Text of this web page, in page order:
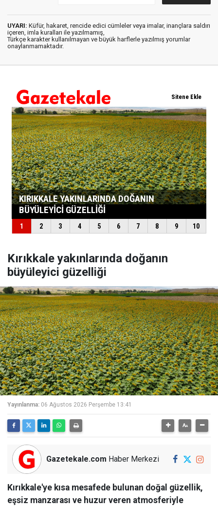
UYARI: Küfür, hakaret, rencide edici cümleler veya imalar, inançlara saldırı
içeren, imla kuralları ile yazılmamış,
Türkçe karakter kullanılmayan ve büyük harflerle yazılmış yorumlar
onaylanmamaktadır.
Kırıkkale yakınlarında doğanın
büyüleyici güzelliği
Yayınlanma: 06 Ağustos 2026 Perşembe 13:41
Gazetekale.com Haber Merkezi
Kırıkkale'ye kısa mesafede bulunan doğal güzellik,
eşsiz manzarası ve huzur veren atmosferiyle